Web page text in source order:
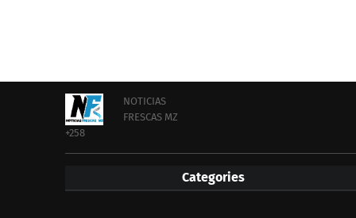
NOTICIAS
FRESCAS MZ
+258
Categories